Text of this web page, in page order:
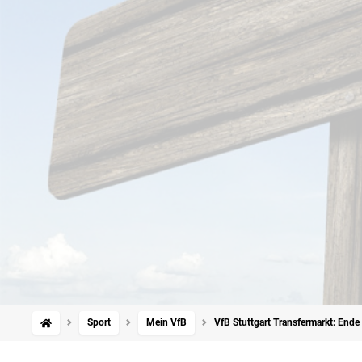
Sport Mein VfB VfB Stuttgart Transfermarkt: